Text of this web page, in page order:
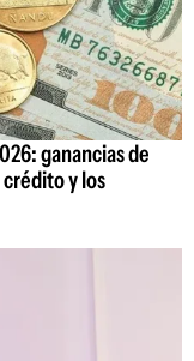
ganancias de
y los